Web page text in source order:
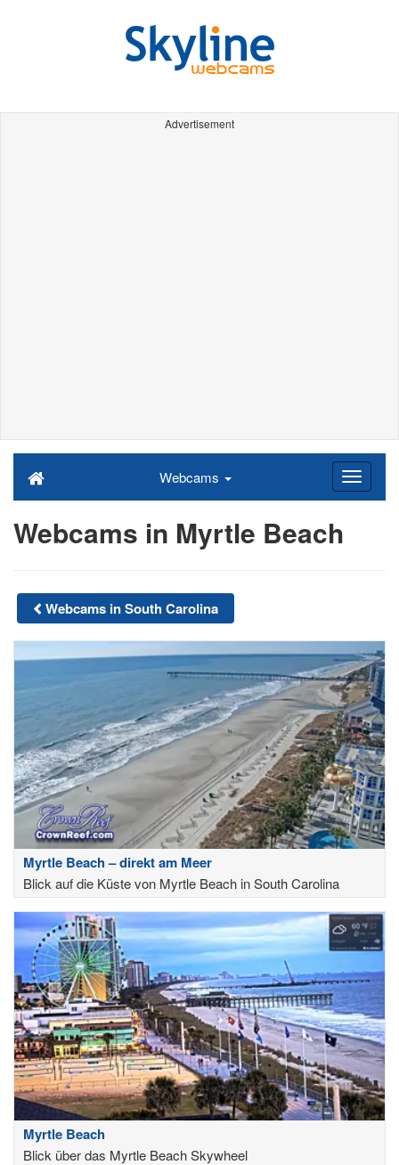
Advertisement
Webcams
Webcams in Myrtle Beach
Webcams in South Carolina
Myrtle Beach – direkt am Meer
Blick auf die Küste von Myrtle Beach in South Carolina
Myrtle Beach
Blick über das Myrtle Beach Skywheel